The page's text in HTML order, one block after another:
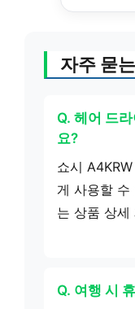
자주 묻
Q. 헤어 드
요?
쇼시
게 사용할 수
는 상품 상세
Q. 여행 시